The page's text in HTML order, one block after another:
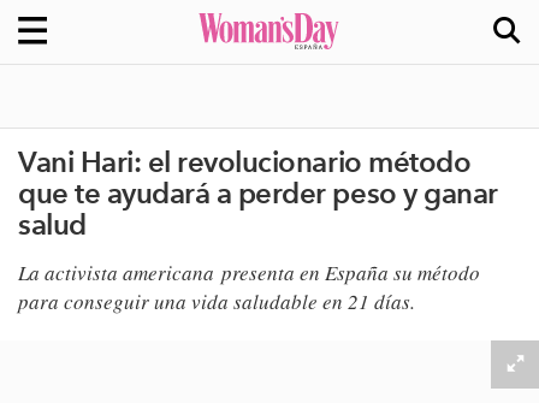
Vani Hari: el revolucionario método
que te ayudará a perder peso y ganar
salud
​La activista americana presenta en España su método
para conseguir una vida saludable en 21 días.